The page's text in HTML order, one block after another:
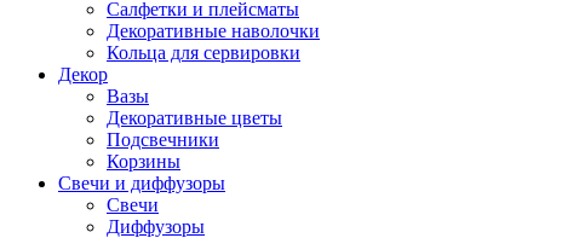
Cалфетки и плейсматы
Декоративные наволочки
Кольца для сервировки
Декор
Вазы
Декоративные цветы
Подсвечники
Корзины
Свечи и диффузоры
Свечи
Диффузоры